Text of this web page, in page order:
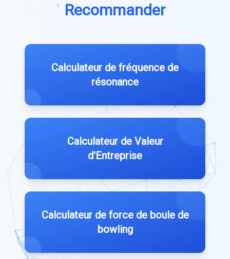
Recommander
Calculateur de fréquence de
résonance
Calculateur de Valeur
d'Entreprise
Calculateur de force de boule de
bowling